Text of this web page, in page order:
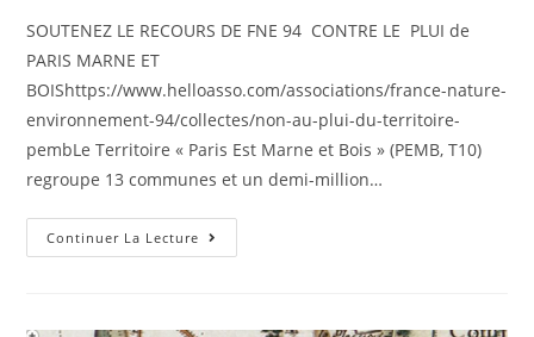
SOUTENEZ LE RECOURS DE FNE 94 CONTRE LE PLUI de
PARIS MARNE ET
BOIShttps://www.helloasso.com/associations/france-nature-
environnement-94/collectes/non-au-plui-du-territoire-
pembLe Territoire « Paris Est Marne et Bois » (PEMB, T10)
regroupe 13 communes et un demi-million…
Continuer La Lecture